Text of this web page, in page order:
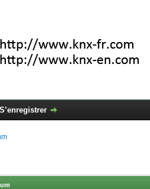
S’enregistrer